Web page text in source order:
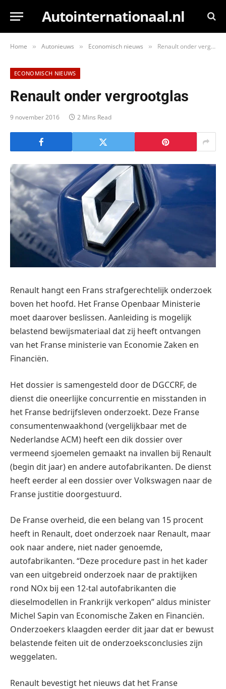
Autointernationaal.nl
Home » Autonieuws » Economisch nieuws » Renault onder vergrootglas
ECONOMISCH NIEUWS
Renault onder vergrootglas
9 november 2016 2 Mins Read
Renault hangt een Frans strafgerechtelijk onderzoek
boven het hoofd. Het Franse Openbaar Ministerie
moet daarover beslissen. Aanleiding is mogelijk
belastend bewijsmateriaal dat zij heeft ontvangen
van het Franse ministerie van Economie Zaken en
Financiën.
Het dossier is samengesteld door de DGCCRF, de
dienst die oneerlijke concurrentie en misstanden in
het Franse bedrijfsleven onderzoekt. Deze Franse
consumentenwaakhond (vergelijkbaar met de
Nederlandse ACM) heeft een dik dossier over
vermeend sjoemelen gemaakt na invallen bij Renault
(begin dit jaar) en andere autofabrikanten. De dienst
heeft eerder al een dossier over Volkswagen naar de
Franse justitie doorgestuurd.
De Franse overheid, die een belang van 15 procent
heeft in Renault, doet onderzoek naar Renault, maar
ook naar andere, niet nader genoemde,
autofabrikanten. “Deze procedure past in het kader
van een uitgebreid onderzoek naar de praktijken
rond NOx bij een 12-tal autofabrikanten die
dieselmodellen in Frankrijk verkopen” aldus minister
Michel Sapin van Economische Zaken en Financiën.
Onderzoekers klaagden eerder dit jaar dat er bewust
belastende feiten uit de onderzoeksconclusies zijn
weggelaten.
Renault bevestigt het nieuws dat het Franse